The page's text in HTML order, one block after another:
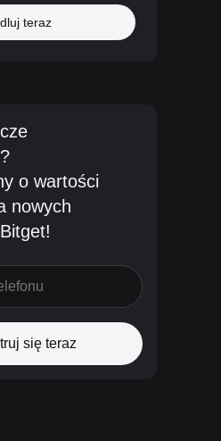
teraz
o wartości
nowych
się teraz